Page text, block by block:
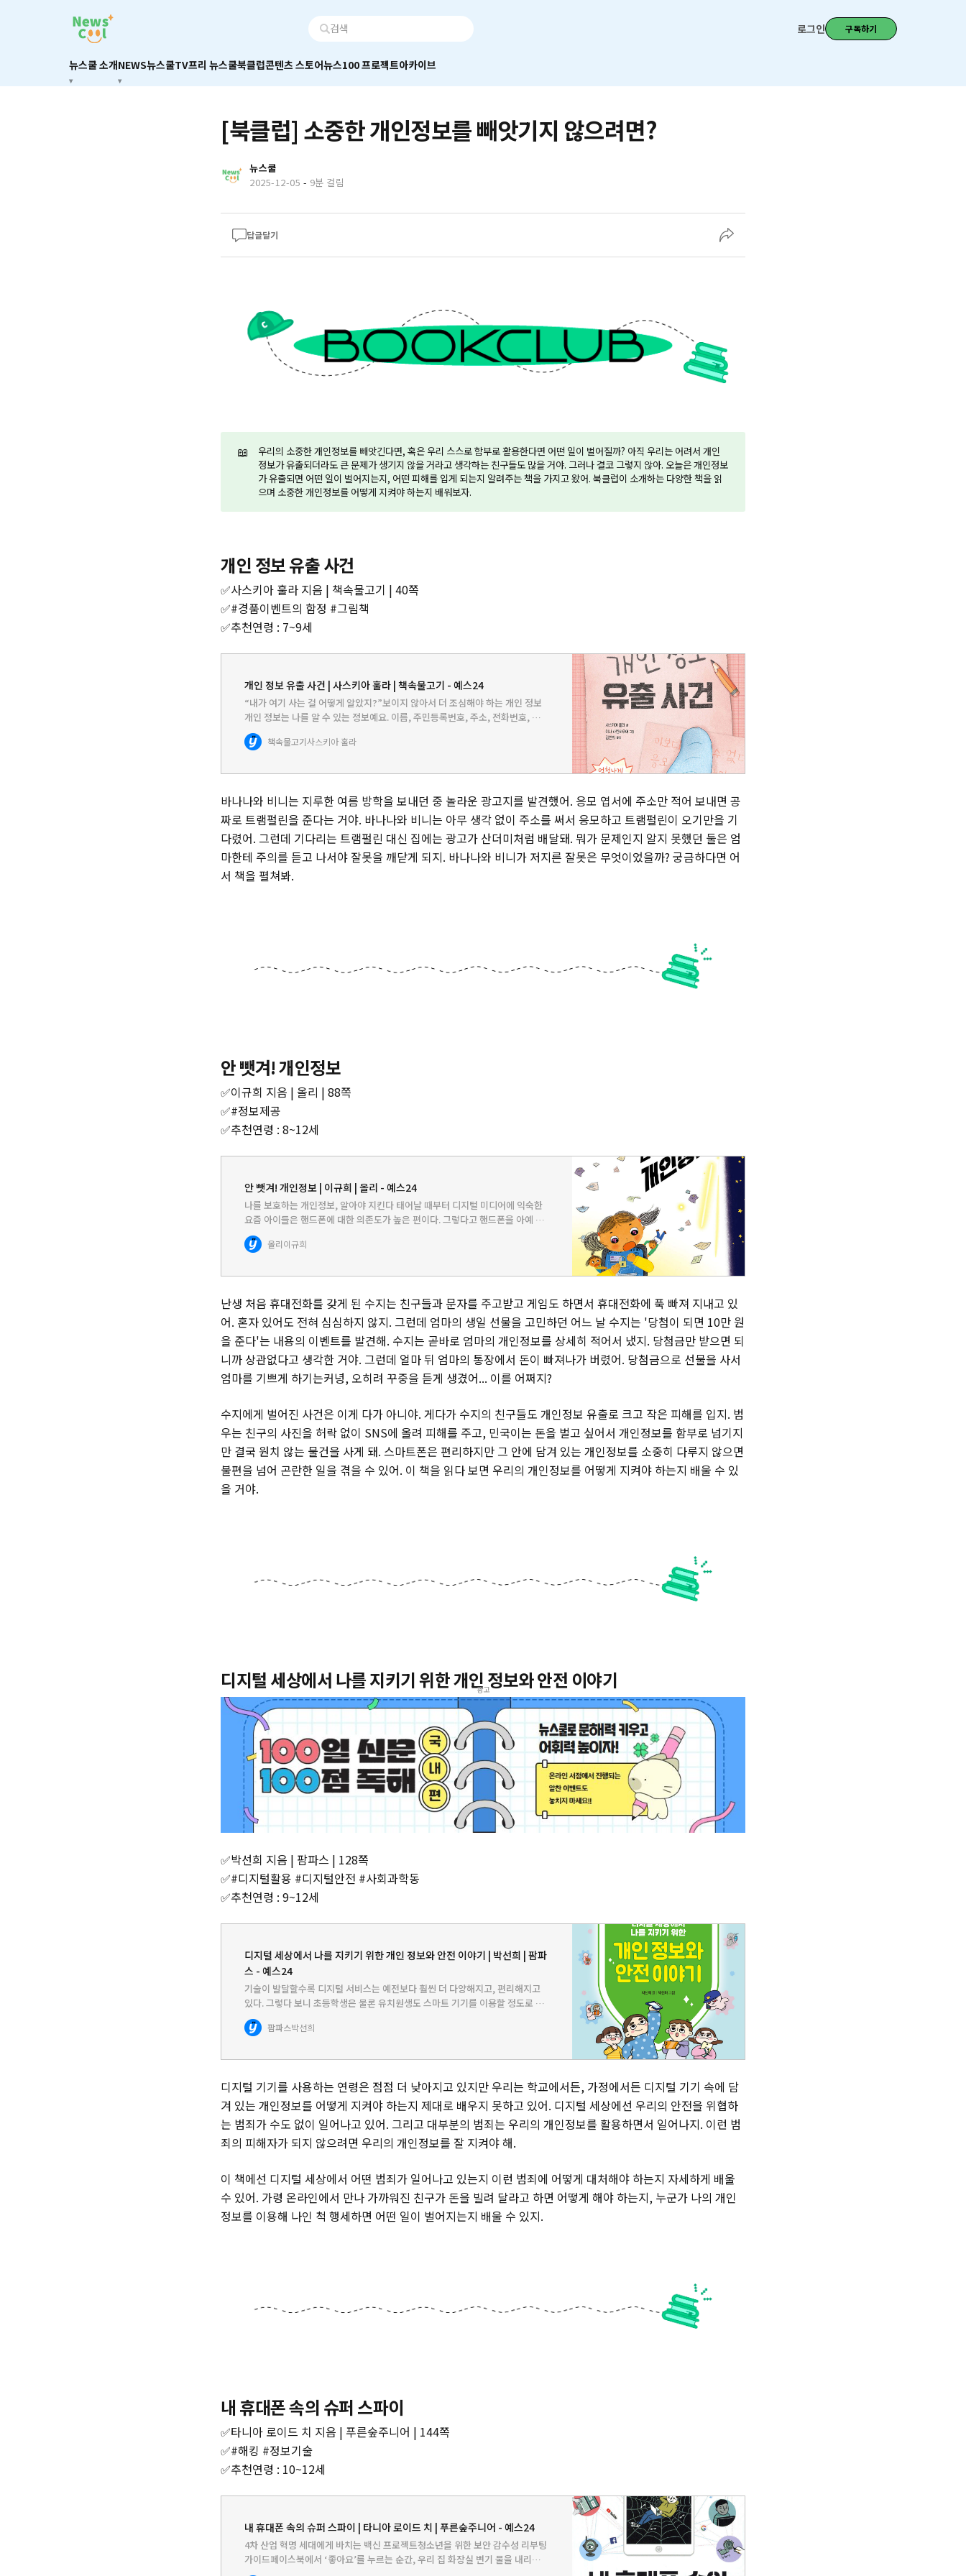
로그인 구독하기
뉴스쿨 소개NEWS뉴스쿨TV프리 뉴스쿨북클럽콘텐츠 스토어뉴스100 프로젝트아카이브
[북클럽] 소중한 개인정보를 빼앗기지 않으려면?
뉴스쿨
2025-12-05 - 9분 걸림
답글달기
📖
우리의 소중한 개인정보를 빼앗긴다면, 혹은 우리 스스로 함부로 활용한다면 어떤 일이 벌어질까? 아직 우리는 어려서 개인
정보가 유출되더라도 큰 문제가 생기지 않을 거라고 생각하는 친구들도 많을 거야. 그러나 결코 그렇지 않아. 오늘은 개인정보
가 유출되면 어떤 일이 벌어지는지, 어떤 피해를 입게 되는지 알려주는 책을 가지고 왔어. 북클럽이 소개하는 다양한 책을 읽
으며 소중한 개인정보를 어떻게 지켜야 하는지 배워보자.
개인 정보 유출 사건
✅사스키아 훌라 지음 | 책속물고기 | 40쪽
✅#경품이벤트의 함정 #그림책
✅추천연령 : 7~9세
개인 정보 유출 사건 | 사스키아 훌라 | 책속물고기 - 예스24
“내가 여기 사는 걸 어떻게 알았지?”보이지 않아서 더 조심해야 하는 개인 정보
개인 정보는 나를 알 수 있는 정보예요. 이름, 주민등록번호, 주소, 전화번호, 가
족 관계, 직업, 소속, 학교 성적, 진료 기록, 취미, 특기 등을 말해요. 그래서 개인
정보는 다…
책속물고기사스키아 훌라
바나나와 비니는 지루한 여름 방학을 보내던 중 놀라운 광고지를 발견했어. 응모 엽서에 주소만 적어 보내면 공
짜로 트램펄린을 준다는 거야. 바나나와 비니는 아무 생각 없이 주소를 써서 응모하고 트램펄린이 오기만을 기
다렸어. 그런데 기다리는 트램펄린 대신 집에는 광고가 산더미처럼 배달돼. 뭐가 문제인지 알지 못했던 둘은 엄
마한테 주의를 듣고 나서야 잘못을 깨닫게 되지. 바나나와 비니가 저지른 잘못은 무엇이었을까? 궁금하다면 어
서 책을 펼쳐봐.
안 뺏겨! 개인정보
✅이규희 지음 | 올리 | 88쪽
✅#정보제공
✅추천연령 : 8~12세
안 뺏겨! 개인정보 | 이규희 | 올리 - 예스24
나를 보호하는 개인정보, 알아야 지킨다 태어날 때부터 디지털 미디어에 익숙한
요즘 아이들은 핸드폰에 대한 의존도가 높은 편이다. 그렇다고 핸드폰을 아예 못
쓰게 할 수도 없다. 아이들에게 핸드폰은 단순한 도구를 넘어 학습에 필요한 도구
이기도 하고, 친구들과…
올리이규희
난생 처음 휴대전화를 갖게 된 수지는 친구들과 문자를 주고받고 게임도 하면서 휴대전화에 푹 빠져 지내고 있
어. 혼자 있어도 전혀 심심하지 않지. 그런데 엄마의 생일 선물을 고민하던 어느 날 수지는 '당첨이 되면 10만 원
을 준다'는 내용의 이벤트를 발견해. 수지는 곧바로 엄마의 개인정보를 상세히 적어서 냈지. 당첨금만 받으면 되
니까 상관없다고 생각한 거야. 그런데 얼마 뒤 엄마의 통장에서 돈이 빠져나가 버렸어. 당첨금으로 선물을 사서
엄마를 기쁘게 하기는커녕, 오히려 꾸중을 듣게 생겼어... 이를 어쩌지?
수지에게 벌어진 사건은 이게 다가 아니야. 게다가 수지의 친구들도 개인정보 유출로 크고 작은 피해를 입지. 범
우는 친구의 사진을 허락 없이 SNS에 올려 피해를 주고, 민국이는 돈을 벌고 싶어서 개인정보를 함부로 넘기지
만 결국 원치 않는 물건을 사게 돼. 스마트폰은 편리하지만 그 안에 담겨 있는 개인정보를 소중히 다루지 않으면
불편을 넘어 곤란한 일을 겪을 수 있어. 이 책을 읽다 보면 우리의 개인정보를 어떻게 지켜야 하는지 배울 수 있
을 거야.
디지털 세상에서 나를 지키기 위한 개인 정보와 안전 이야기
광고
✅박선희 지음 | 팜파스 | 128쪽
✅#디지털활용 #디지털안전 #사회과학동
✅추천연령 : 9~12세
디지털 세상에서 나를 지키기 위한 개인 정보와 안전 이야기 | 박선희 | 팜파
스 - 예스24
기술이 발달할수록 디지털 서비스는 예전보다 훨씬 더 다양해지고, 편리해지고
있다. 그렇다 보니 초등학생은 물론 유치원생도 스마트 기기를 이용할 정도로 스
마트폰에 친숙해졌다. 스마트폰 하나만 있으면 못하는 일이 없을 정도로 다양한
일을 할 수 있다. 우리 삶은…
팜파스박선희
디지털 기기를 사용하는 연령은 점점 더 낮아지고 있지만 우리는 학교에서든, 가정에서든 디지털 기기 속에 담
겨 있는 개인정보를 어떻게 지켜야 하는지 제대로 배우지 못하고 있어. 디지털 세상에선 우리의 안전을 위협하
는 범죄가 수도 없이 일어나고 있어. 그리고 대부분의 범죄는 우리의 개인정보를 활용하면서 일어나지. 이런 범
죄의 피해자가 되지 않으려면 우리의 개인정보를 잘 지켜야 해.
이 책에선 디지털 세상에서 어떤 범죄가 일어나고 있는지 이런 범죄에 어떻게 대처해야 하는지 자세하게 배울
수 있어. 가령 온라인에서 만나 가까워진 친구가 돈을 빌려 달라고 하면 어떻게 해야 하는지, 누군가 나의 개인
정보를 이용해 나인 척 행세하면 어떤 일이 벌어지는지 배울 수 있지.
내 휴대폰 속의 슈퍼 스파이
✅타니아 로이드 치 지음 | 푸른숲주니어 | 144쪽
✅#해킹 #정보기술
✅추천연령 : 10~12세
내 휴대폰 속의 슈퍼 스파이 | 타니아 로이드 치 | 푸른숲주니어 - 예스24
4차 산업 혁명 세대에게 바치는 백신 프로젝트청소년을 위한 보안 감수성 리부팅
가이드페이스북에서 ‘좋아요’를 누르는 순간, 우리 집 화장실 변기 물을 내리는